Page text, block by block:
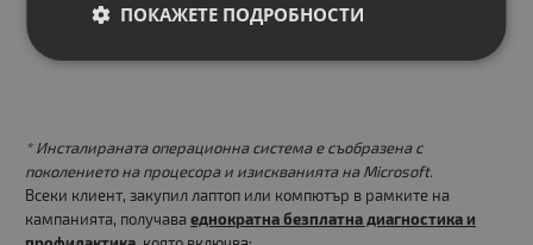
* Инсталираната операционна система е съобразена с
поколението на процесора и изискванията на Microsoft.
Всеки клиент, закупил лаптоп или компютър в рамките на
кампанията, получава еднократна безплатна диагностика и
ПОКАЖЕТЕ ПОДРОБНОСТИ